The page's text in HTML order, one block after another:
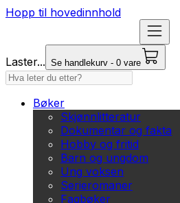
Hopp til hovedinnhold
Laster... Se handlekurv - 0 vare
Bøker
Skjønnlitteratur
Dokumentar og fakta
Hobby og fritid
Barn og ungdom
Ung voksen
Serieromaner
Fagbøker